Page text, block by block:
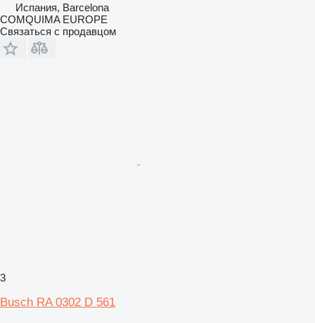
Испания, Barcelona
COMQUIMA EUROPE
Связаться с продавцом
3
Busch RA 0302 D 561